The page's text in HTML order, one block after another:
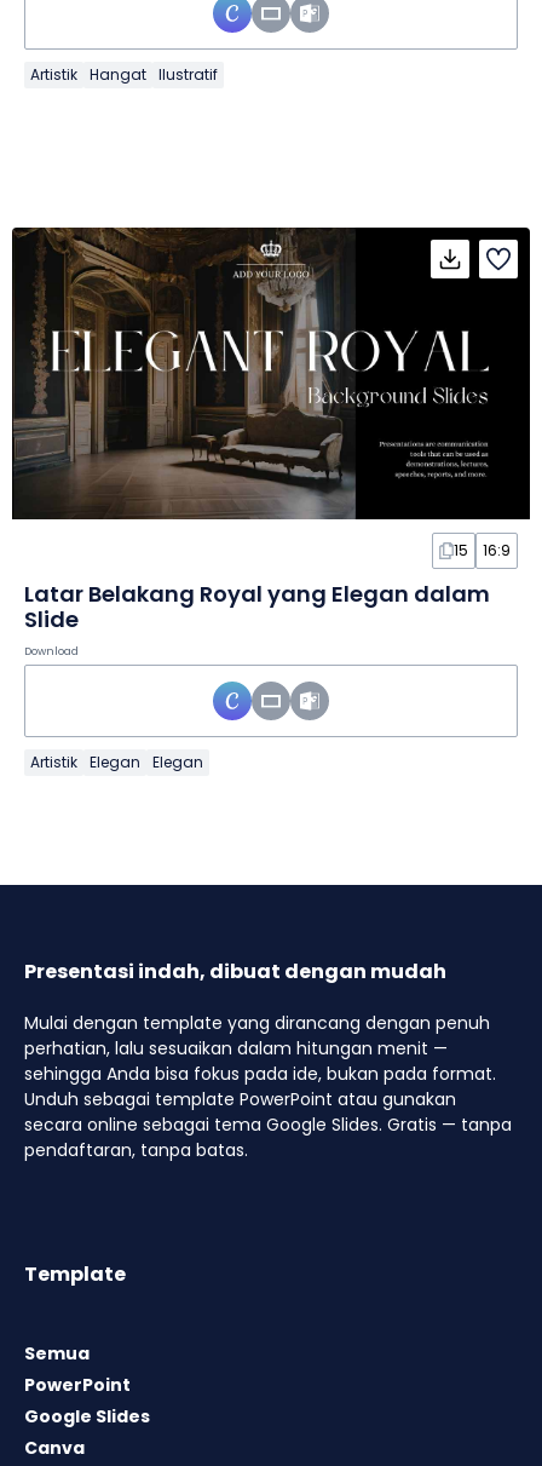
Artistik Hangat Ilustratif
15 16:9
Latar Belakang Royal yang Elegan dalam
Slide
Download
Artistik Elegan Elegan
Presentasi indah, dibuat dengan mudah
Mulai dengan template yang dirancang dengan penuh
perhatian, lalu sesuaikan dalam hitungan menit —
sehingga Anda bisa fokus pada ide, bukan pada format.
Unduh sebagai template PowerPoint atau gunakan
secara online sebagai tema Google Slides. Gratis — tanpa
pendaftaran, tanpa batas.
Template
Semua
PowerPoint
Google Slides
Canva